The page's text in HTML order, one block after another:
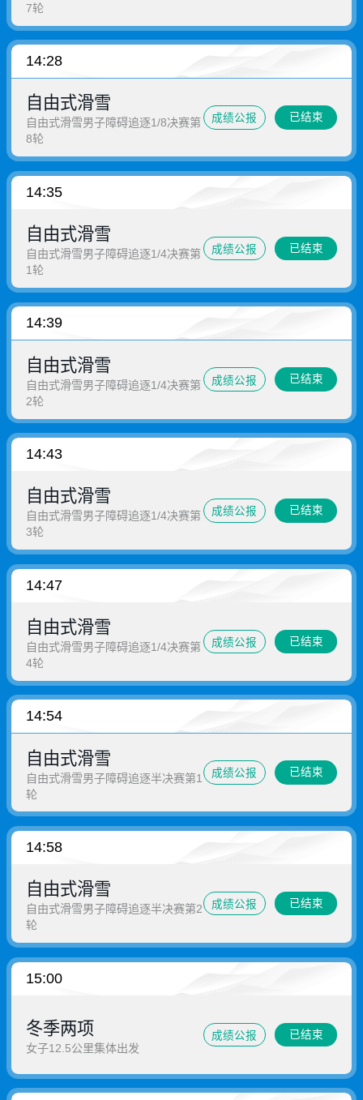
7轮
14:28
自由式滑雪
自由式滑雪男子障碍追逐1/8决赛第
8轮
成绩公报 已结束
14:35
自由式滑雪
自由式滑雪男子障碍追逐1/4决赛第
1轮
成绩公报 已结束
14:39
自由式滑雪
自由式滑雪男子障碍追逐1/4决赛第
2轮
成绩公报 已结束
14:43
自由式滑雪
自由式滑雪男子障碍追逐1/4决赛第
3轮
成绩公报 已结束
14:47
自由式滑雪
自由式滑雪男子障碍追逐1/4决赛第
4轮
成绩公报 已结束
14:54
自由式滑雪
自由式滑雪男子障碍追逐半决赛第1
轮
成绩公报 已结束
14:58
自由式滑雪
自由式滑雪男子障碍追逐半决赛第2
轮
成绩公报 已结束
15:00
冬季两项
女子12.5公里集体出发
成绩公报 已结束